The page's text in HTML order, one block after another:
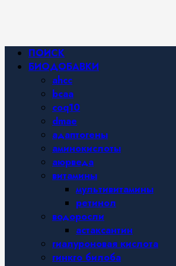
Основное
меню
ПОИСК
БИОДОБАВКИ
ahcc
bcaa
coq10
dmae
адаптогены
аминокислоты
аюрведа
витамины
мультивитамины
ретинол
водоросли
астаксантин
гиалуроновая кислота
гинкго билоба